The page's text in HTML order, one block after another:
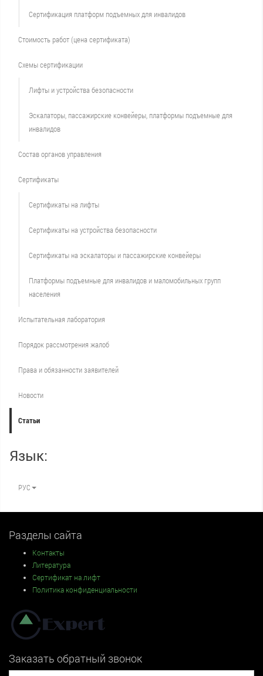
Сертификация платформ подъемных для инвалидов
Стоимость работ (цена сертификата)
Схемы сертификации
Лифты и устройства безопасности
Эскалаторы, пассажирские конвейеры, платформы подъемные для
инвалидов
Состав органов управления
Сертификаты
Сертификаты на лифты
Сертификаты на устройства безопасности
Сертификаты на эскалаторы и пассажирские конвейеры
Платформы подъемные для инвалидов и маломобильных групп
населения
Испытательная лаборатория
Порядок рассмотрения жалоб
Права и обязанности заявителей
Новости
Статьи
Язык:
РУС
Разделы сайта
Контакты
Литература
Сертификат на лифт
Политика конфиденциальности
Заказать обратный звонок